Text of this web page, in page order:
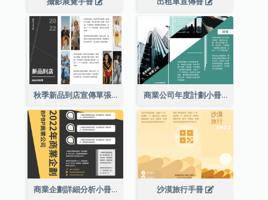
秋季新品到店宣傳單張(附圖) 商業公司年度計劃小冊子
商業企劃詳細分析小冊子 沙漠旅行手冊